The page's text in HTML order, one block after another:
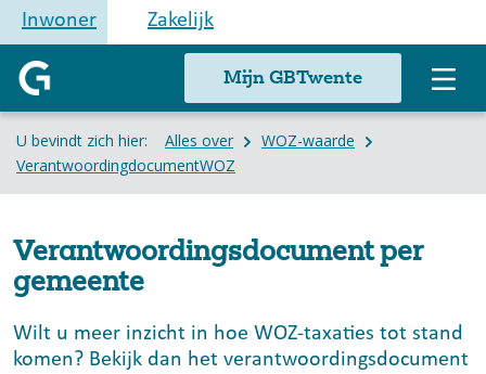
Inwoner Zakelijk
Mijn GBTwente
U bevindt zich hier: Alles over
WOZ-waarde
VerantwoordingdocumentWOZ
Verantwoordingsdocument per
gemeente
Wilt u meer inzicht in hoe WOZ-taxaties tot stand
komen? Bekijk dan het verantwoordingsdocument